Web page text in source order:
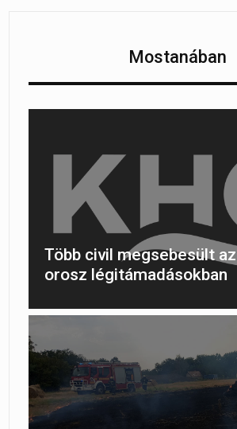
Mostanában
Több civil megsebesült
orosz légitámadásokban